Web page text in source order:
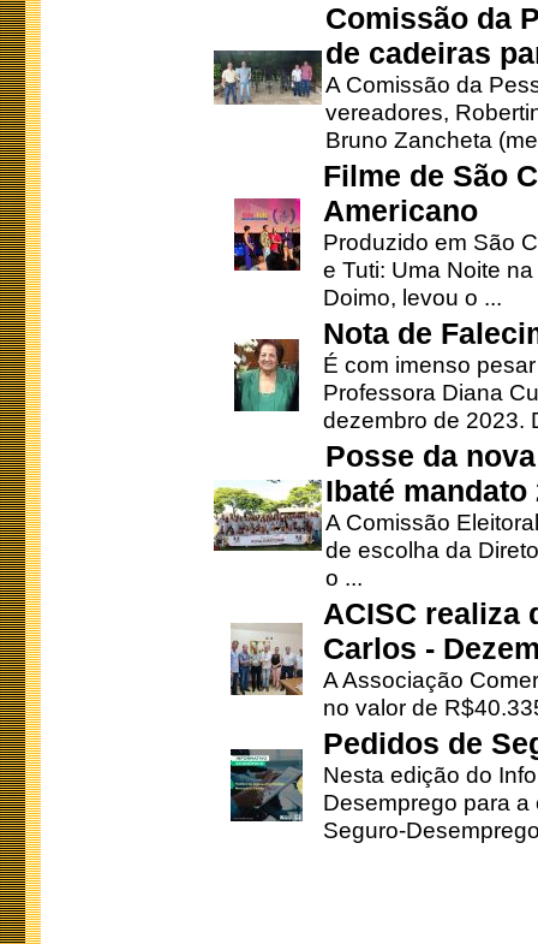
Comissão da
de cadeiras
A Comissão da
vereadores,
Bruno Zancheta
Filme de São
Americano
Produzido em São
e Tuti: Uma Noite
Doimo, levou o ...
Nota de
É com imenso
Professora Diana
dezembro de 2023.
Posse da
Ibaté mandato
A Comissão
de escolha da
o ...
ACISC realiza
Carlos -
A Associação
no valor de
Pedidos de
Nesta edição do
Desemprego para
Seguro-